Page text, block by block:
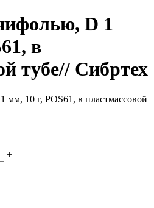
D 1
в
тубе// Сибртех
+